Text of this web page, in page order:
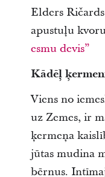
Elders
apustuļu
esmu devis”
Kādēļ
Viens no
uz Zemes, ir
ķermeņa
jūtas mudina
bērnus.